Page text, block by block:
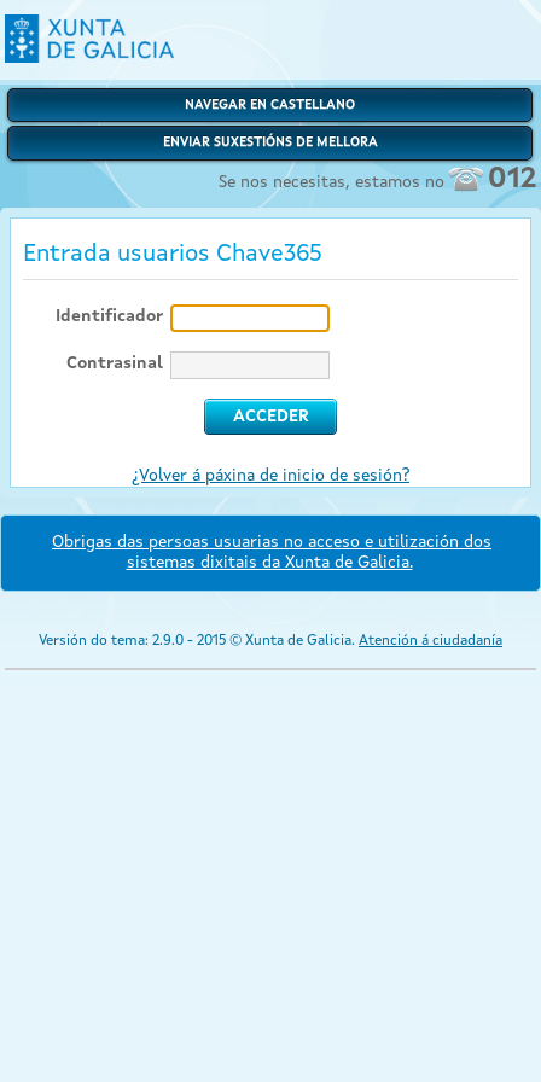
NAVEGAR EN CASTELLANO
ENVIAR SUXESTIÓNS DE MELLORA
Se nos necesitas, estamos no 012
Entrada usuarios Chave365
Identificador
Contrasinal
¿Volver á páxina de inicio de sesión?
Obrigas das persoas usuarias no acceso e utilización dos
sistemas dixitais da Xunta de Galicia.
Versión do tema: 2.9.0 - 2015 © Xunta de Galicia. Atención á ciudadanía